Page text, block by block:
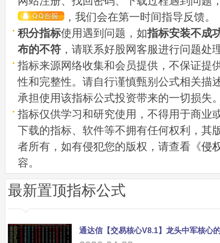
，我们会在第一时间指导反馈。
积分指标使用遇到问题，如指标安装不成
布的不符 ，请联系好股网客服进行问题处
指标来源网络收集和会员提供，不保证提
性和完整性。请自行谨慎甄别公式相关描
承担使用该指标公式投资带来的一切损失
指标仅供学习和研究使用，不得用于商业
下载的指标、软件等不拥有任何权利，其
者所有，如有侵犯您的版权，请查看《侵
容。
最新置顶指标公式